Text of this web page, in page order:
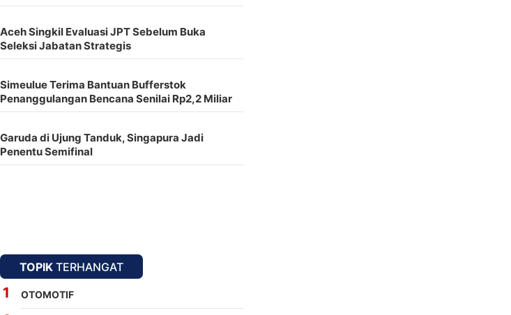
Aceh Singkil Evaluasi JPT Sebelum Buka
Seleksi Jabatan Strategis
Simeulue Terima Bantuan Bufferstok
Penanggulangan Bencana Senilai Rp2,2 Miliar
Garuda di Ujung Tanduk, Singapura Jadi
Penentu Semifinal
TOPIK TERHANGAT
OTOMOTIF